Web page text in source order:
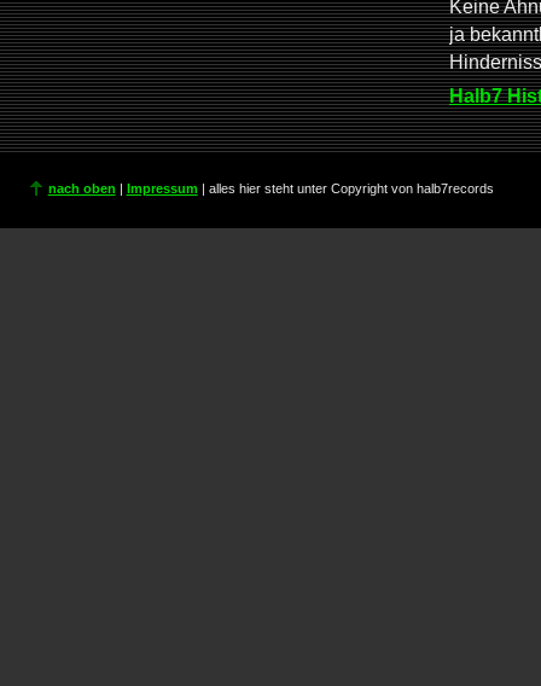
Keine
ja
Halb7
nach oben | Impressum | alles hier steht unter Copyright von halb7records